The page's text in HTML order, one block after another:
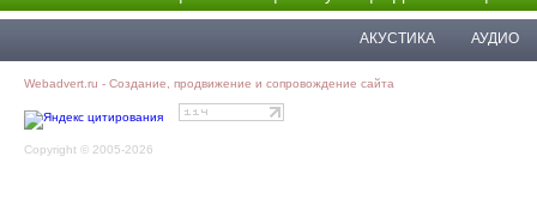
АКУСТИКА АУДИО
Webadvert.ru - Создание, продвижение и сопровождение сайта
Copyright © 2005-2026